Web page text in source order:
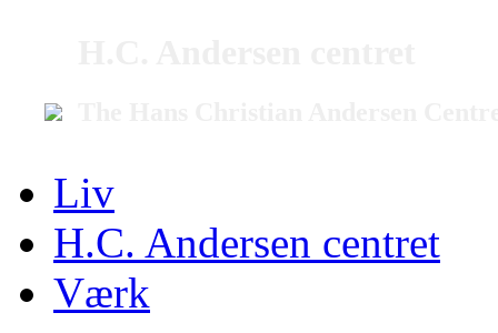
Liv
H.C. Andersen centret
Værk